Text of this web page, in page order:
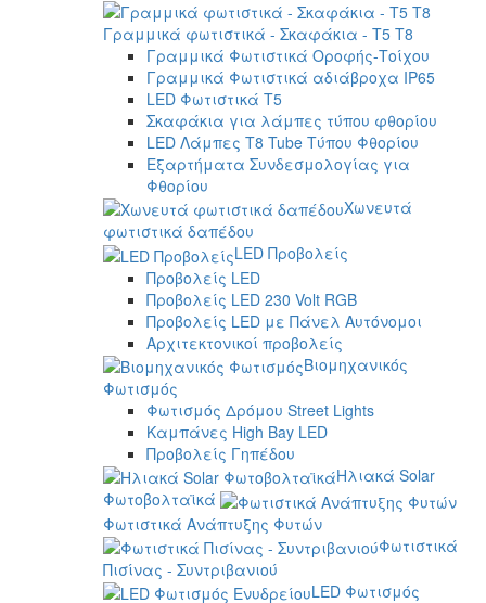
Γραμμικά φωτιστικά - Σκαφάκια - Τ5 T8
Γραμμικά Φωτιστικά Οροφής-Τοίχου
Γραμμικά Φωτιστικά αδιάβροχα IP65
LED Φωτιστικά T5
Σκαφάκια για λάμπες τύπου φθορίου
LED Λάμπες T8 Tube Τύπου Φθορίου
Εξαρτήματα Συνδεσμολογίας για
Φθορίου
Χωνευτά
φωτιστικά δαπέδου
LED Προβολείς
Προβολείς LED
Προβολείς LED 230 Volt RGB
Προβολείς LED με Πάνελ Αυτόνομοι
Αρχιτεκτονικοί προβολείς
Βιομηχανικός
Φωτισμός
Φωτισμός Δρόμου Street Lights
Καμπάνες High Bay LED
Προβολείς Γηπέδου
Ηλιακά Solar
Φωτοβολταϊκά
Φωτιστικά Ανάπτυξης Φυτών
Φωτιστικά
Πισίνας - Συντριβανιού
LED Φωτισμός